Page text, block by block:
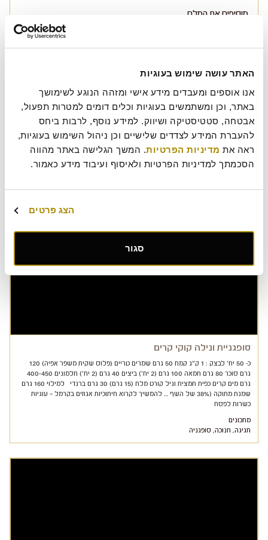
האתר עושה שימוש בעוגיות
ראה את מדיניות הפרטיות
הסכמתך למדיניות הפרטיות ולאיסוף ועיבוד מידע כאמור.
הצג פרטים
סגור
מוסיפים את המלח.
מוסיפים את תערובת הקרמל על האגוזים באופן שווה ומערבבים היטב.
מוזגים מעל הבצק הפריך ומשטחים.
מכניסים לאפייה – 25 דקות , 160 מעלות.
מצננים בטמפ' החדר כ5 שעות, וחותכים לקוביות.
בתאבון!
סופגניית ונילה קוקי קרים
כ- 50 יח' לבצק : 1 ק"ג קמח 50 גרם שמרים טריים (פלוס שקית משפר אפיה) 120
גרם סוכר 80 גרם חמאה 100 גרם (2 יח') ביצים 40 גרם (2 יח') חלמונים 400-450
גרם מים קרים כפית תמצית וניל קורט מלח (15 גרם) 30 גרם ברנדי למילוי 160 גרם
שמנת מתוקה (38% של השף … להמשיך לקרוא חיתוכיות אגוזים בקרמל – עוגיות
כשרות לפסח
מתכונים
חגיגה, חנוכה, סופגניה